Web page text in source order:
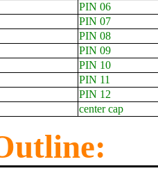
PIN 06
PIN 07
PIN 08
PIN 09
PIN 10
PIN 11
PIN 12
center cap